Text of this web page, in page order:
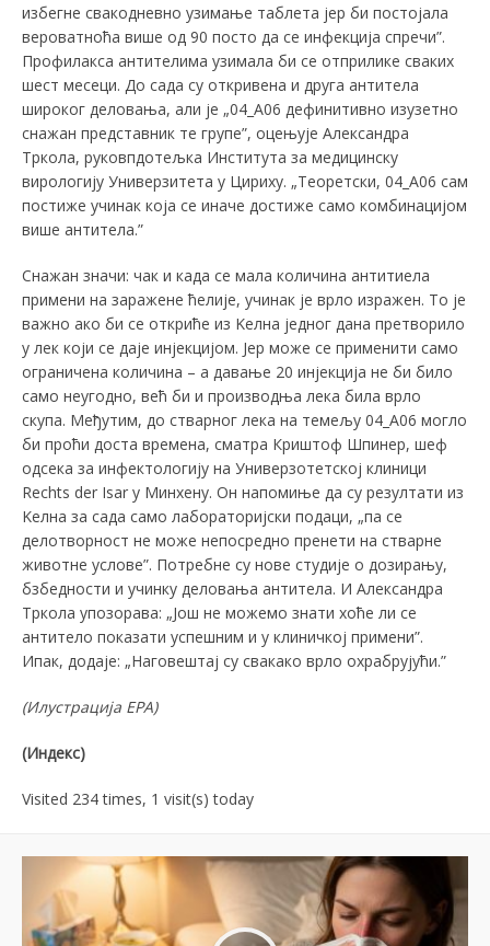
избегне свакодневно узимање таблета јер би постојала
вероватноћа више од 90 посто да се инфекција спречи”.
Профилакса антителима узимала би се отприлике сваких
шест месеци. До сада су откривена и друга антитела
широког деловања, али је „04_А06 дефинитивно изузетно
снажан представник те групе”, оцењује Александра
Тркола, руковпдотељка Института за медицинску
вирологију Универзитета у Цириху. „Теоретски, 04_А06 сам
постиже учинaк која се иначе достиже само комбинацијом
више антитела.”
Снажан значи: чак и када се мала количина антитиела
примени на заражене ћелије, учинак је врло изражен. То је
важно ако би се откриће из Keлна једног дана претворило
у лек који се даje инјекцијом. Јер може се применити само
ограничена количина – а давање 20 инјекција не би било
само неугодно, већ би и производња лека била врло
скупа. Међутим, до стварног лека на темељу 04_А06 могло
би проћи доста времена, сматра Криштоф Шпинер, шеф
одсека за инфектологију на Универзотетској клиници
Rechts der Isar у Минхену. Он напомиње да су резултати из
Keлна за сада само лабораторијски подаци, „па се
делотворност не може непосредно пренети на стварне
животне услове”. Потребне су нове студије о дозирању,
бзбедности и учинку деловања антитела. И Александра
Тркола упозорава: „Још не можемо знати хоће ли се
антитело показати успешним и у клиничкој примени”.
Ипак, додаје: „Наговештај су свакако врло охрабрујући.”
(Илустрација EPA)
(Индекс)
Visited 234 times, 1 visit(s) today